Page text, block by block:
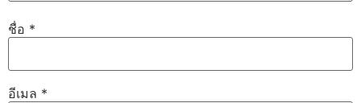
ชื่อ *
อีเมล *